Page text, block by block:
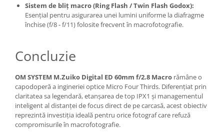
Sistem de bliț macro (Ring Flash / Twin Flash Godox):
Esențial pentru asigurarea unei lumini uniforme la diafragme
închise (f/8 - f/11) folosite frecvent în macrofotografie.
Concluzie
OM SYSTEM M.Zuiko Digital ED 60mm f/2.8 Macro rămâne o
capodoperă a ingineriei optice Micro Four Thirds. Diferențiat prin
claritatea sa legendară, etanșarea de top IPX1 și managementul
inteligent al distanței de focus direct de pe carcasă, acest obiectiv
reprezintă investiția ideală pentru orice fotograf care refuză
compromisurile în macrofotografie.